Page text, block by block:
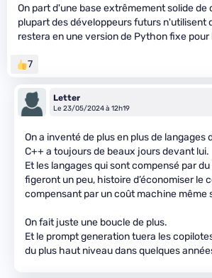
On part d'une base extrêmement solide de
plupart des développeurs futurs n'utilisent
restera en une version de Python fixe pour
7
Letter
Le 23/05/2024 à 12h19
On a inventé de plus en plus de langages
C++ a toujours de beaux jours devant lui.
Et les langages qui sont compensé par
figeront un peu, histoire d’économiser le
compensant par un coût machine même
On fait juste une boucle de plus.
Et le prompt generation tuera les
du plus haut niveau dans quelques